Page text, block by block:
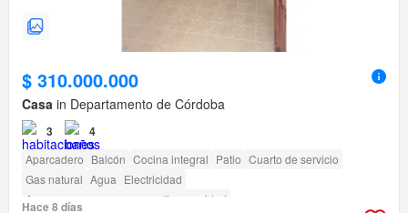
$ 310.000.000
Casa in Departamento de Córdoba
3 4
Aparcadero Balcón Cocina integral Patio Cuarto de servicio
Gas natural Agua Electricidad
Acceso para personas con discapacidad
Hace 8 días